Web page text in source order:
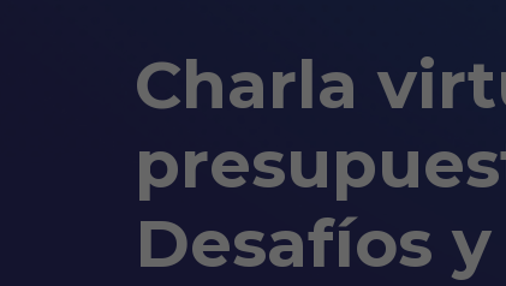
Charla
Desafíos